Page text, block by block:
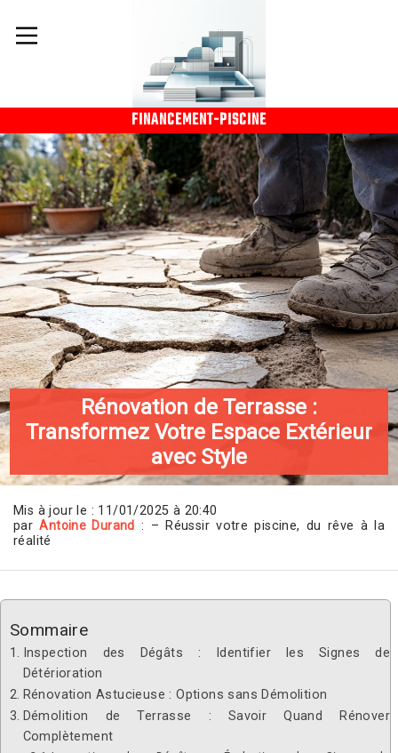
FINANCEMENT-PISCINE
Rénovation de Terrasse :
Transformez Votre Espace Extérieur
avec Style
Mis à jour le : 11/01/2025 à 20:40
parAntoine Durand : – Réussir votre piscine, du rêve à la
réalité
Sommaire
Inspection des Dégâts : Identifier les Signes de
Détérioration
Rénovation Astucieuse : Options sans Démolition
Démolition de Terrasse : Savoir Quand Rénover
Complètement